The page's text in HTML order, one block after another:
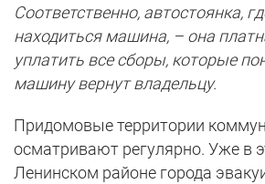
Соответственно, автостоянка,
находиться машина, – она
уплатить все сборы, которые
машину вернут владельцу.
Придомовые территории
осматривают регулярно. Уже в
Ленинском районе города